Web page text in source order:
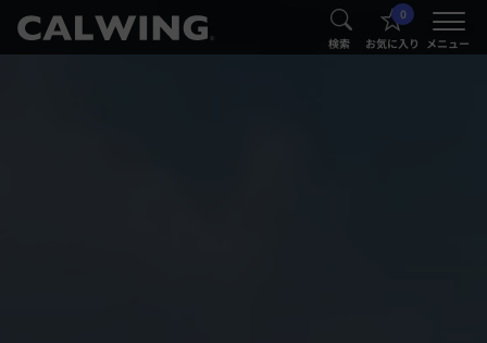
® 検索
0
お気に入り メニュー
®